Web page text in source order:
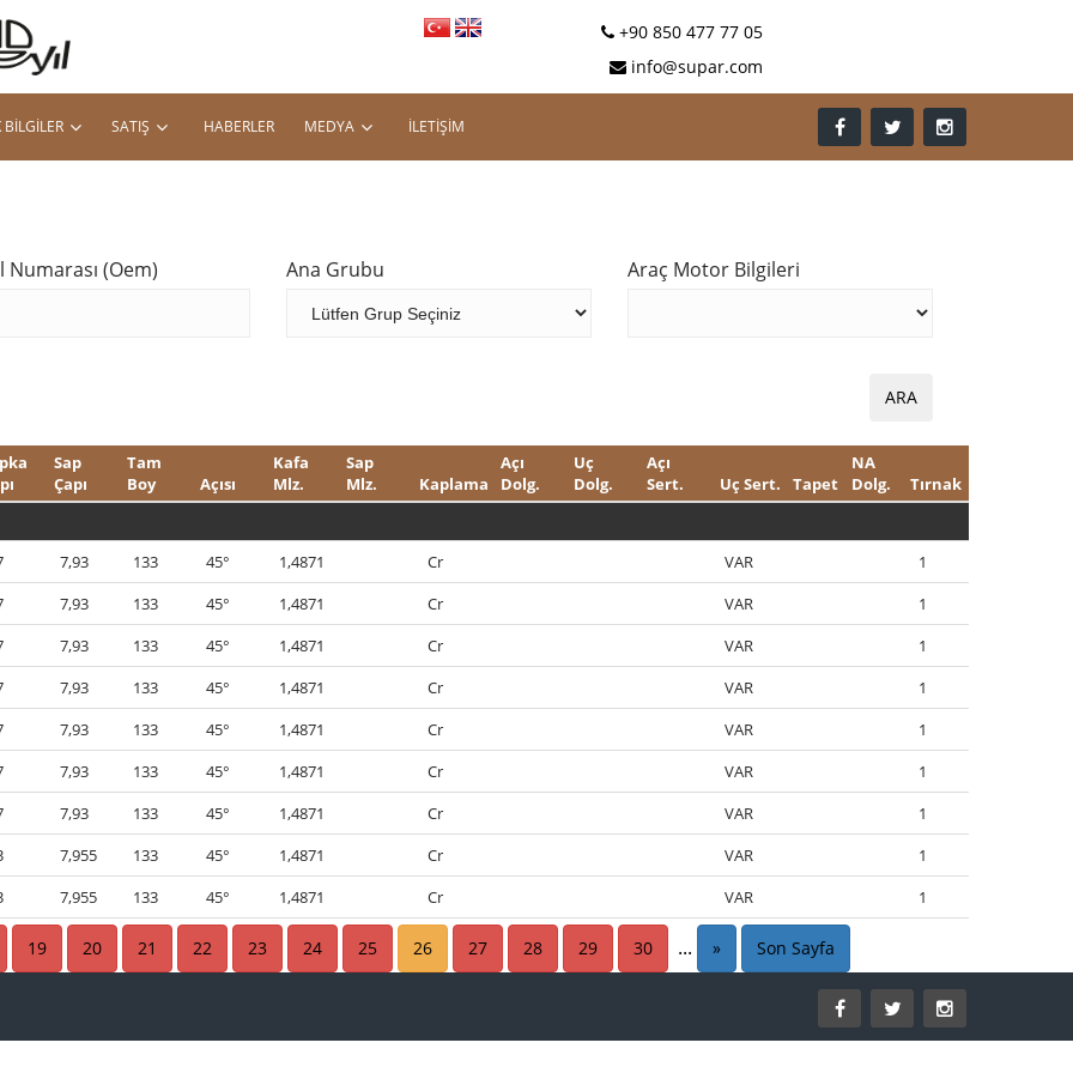
+90 850 477 77 05
info@supar.com
BILGILER SATIŞ HABERLER MEDYA İLETIŞIM
Numarası (Oem) Ana Grubu Araç Motor Bilgileri
Sap
Çapı
Tam
Boy
Açısı
Kafa
Mlz.
Sap
Mlz.
Kaplama
Açı
Dolg.
Uç
Dolg.
Açı
Sert.
Uç Sert. Tapet
NA
Dolg.
Tırnak
7,93 133 45° 1,4871 Cr VAR
1
7,93 133 45° 1,4871 Cr VAR
1
7,93 133 45° 1,4871 Cr VAR
1
7,93 133 45° 1,4871 Cr VAR
1
7,93 133 45° 1,4871 Cr VAR
1
7,93 133 45° 1,4871 Cr VAR
1
7,93 133 45° 1,4871 Cr VAR
1
7,955 133 45° 1,4871 Cr VAR
1
7,955 133 45° 1,4871 Cr VAR
1
7,93 133 45° 1,4871 Cr
1
19 20 21 22 23 24 25 26 27 28 29 30 ... » Son Sayfa